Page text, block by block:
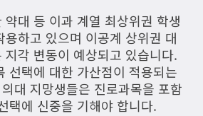
대 등 이과 계열 최상위권 학생
하고 있으며 이공계 상위권 대
지각 변동이 예상되고 있습니다.
선택에 대한 가산점이 적용되는
대 지망생들은 진로과목을 포함
택에 신중을 기해야 합니다.